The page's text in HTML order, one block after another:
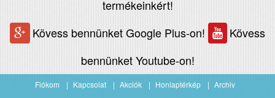
termékeinkért!
Kövess bennünket Google Plus-on!
Kövess
bennünket Youtube-on!
Fiókom Kapcsolat Akciók Honlaptérkép
Archiv